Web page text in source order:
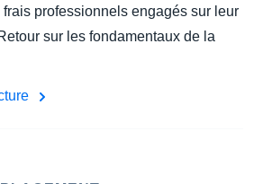
professionnels engagés sur leur
sur les fondamentaux de la